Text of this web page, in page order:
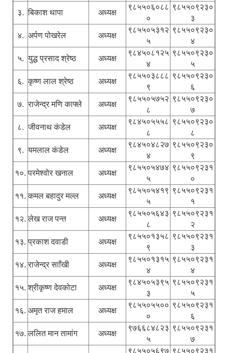
३. बिकाश थापा अध्यक्ष
९८५५०६०८८
०
९८५५०९२३०
३
४. अर्पण पोखरेल अध्यक्ष
९८५५०५३१२
५
९८५५०९२३०
४
५. युद्ध प्रसाद श्रेष्ठ अध्यक्ष
९८४५०८१२५
४
९८५५०९२३०
५
६. कृष्ण लाल श्रेष्ठ अध्यक्ष
९८५५०३८८८
९
९८५५०९२३०
६
७. राजेन्द्र मणि काफ्ले अध्यक्ष
९८५५०५७५२
८
९८५५०९२३०
७
८. जीवनाथ कंडेल अध्यक्ष
९८४५०५५५८
८
९८५५०९२३०
८
९. यमलाल कंडेल अध्यक्ष
९८४५०४८२७
४
९८५५०९२३०
९
१०. परमेश्वोर खनाल अध्यक्ष
९८५५०५४७४
५
९८५५०९२३१
०
११. कमल बहादुर मल्ल अध्यक्ष
९८५५०५४१९
५
९८५५०९२३१
१
१२. लेख राज पन्त अध्यक्ष
९८५५०५६४३
८
९८५५०९२३१
२
१३. प्रकाश दवाडी अध्यक्ष
९८५५०१३५८
९
९८५५०९२३१
३
१४. राजेन्द्र सााँखी अध्यक्ष
९८५५०१३१५
४
९८५५०९२३१
४
१५. श्रीकृष्ण देवकोटा अध्यक्ष
९८४५०५३९५
३
९८५५०९२३१
५
१६. अमृत राज हमाल अध्यक्ष
९८५५०५५००
०
९८५५०९२३१
६
१७. ललित मान तामांग अध्यक्ष
९७६६८४८२३
५
९८५५०९२३१
७
९८५५०५६९७ ९८५५०९२३१